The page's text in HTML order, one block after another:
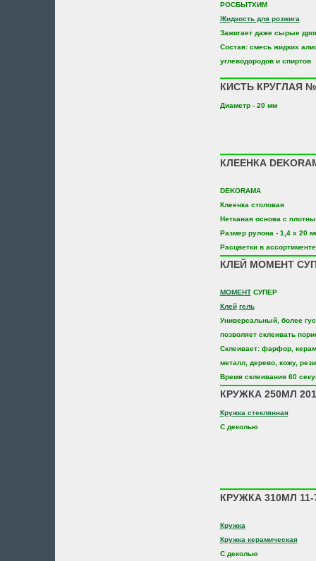
РОСБЫТХИМ
Жидкость для розжига
Зажигает даже сырые
Состав: смесь жидких
углеводородов и спиртов
КИСТЬ КРУГЛАЯ
Диаметр - 20 мм
КЛЕЕНКА
DEKORAMA
Клеенка столовая
Нетканая основа с
Размер рулона - 1,4 х 20
Расцветки в ассортименте
КЛЕЙ МОМЕНТ
МОМЕНТСУПЕР
Клей гель
Универсальный, более
позволяет склеивать
Склеивает: фарфор,
металл, дерево, кожу,
Время склеивания 60
КРУЖКА 250МЛ
Кружка стеклянная
С деколью
КРУЖКА 310МЛ
Кружка
Кружка керамическая
С деколью